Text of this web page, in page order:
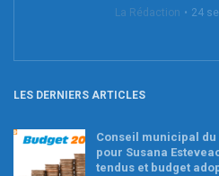
La Rédaction 24
LES DERNIERS ARTICLES
Conseil municipal du
pour Susana
tendus et budget